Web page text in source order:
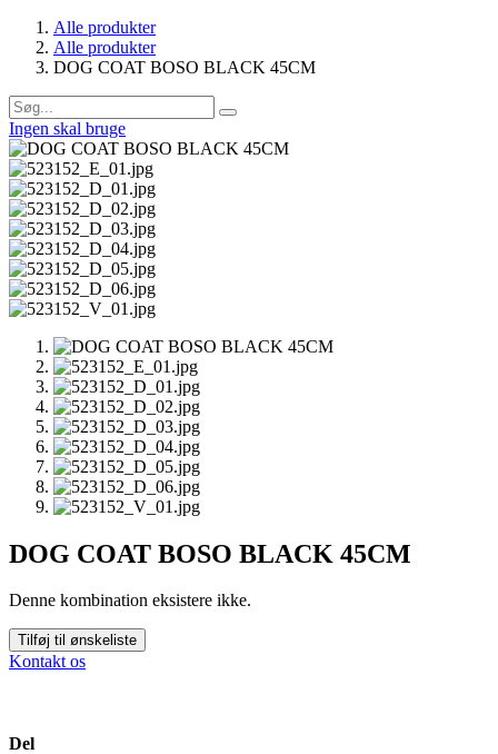
Alle produkter
Alle produkter
DOG COAT BOSO BLACK 45CM
Ingen skal bruge
DOG COAT BOSO BLACK 45CM
Denne kombination eksistere ikke.
Tilføj til ønskeliste
Kontakt os
Del